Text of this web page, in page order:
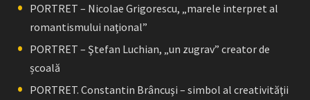
PORTRET – Nicolae Grigorescu, „marele interpret al
romantismului naţional”
PORTRET – Ştefan Luchian, „un zugrav” creator de
școală
PORTRET. Constantin Brâncuşi – simbol al creativităţii